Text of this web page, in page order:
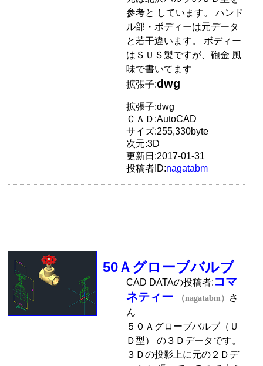
参考と しています。 ハンド
ル部・ボディーは元データ
と若干違います。 ボディー
はＳＵＳ製ですが、砲金 風
味で書いてます
拡張子:dwg
拡張子:dwg
ＣＡＤ:AutoCAD
サイズ:255,330byte
次元:3D
更新日:2017-01-31
投稿者ID:nagatabm
50Ａグローブバルブ
CAD DATAの投稿者: コマ
ネティー
（nagatabm）
さ
ん
５０Ａグローブバルブ（Ｕ
Ｄ型） の３Ｄデータです。
３Ｄの投影上に元の２Ｄデ